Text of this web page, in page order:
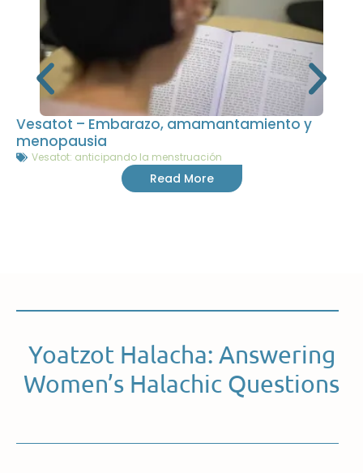
Vesatot – Embarazo, amamantamiento y
menopausia
Vesatot: anticipando la menstruación
Read More
Yoatzot Halacha: Answering
Women’s Halachic Questions